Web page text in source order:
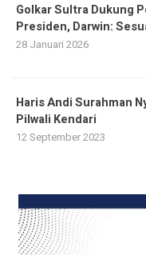
Golkar Sultra Dukung
Presiden, Darwin:
28 Januari 2026
Haris Andi Surahman
Pilwali Kendari
12 September 2023